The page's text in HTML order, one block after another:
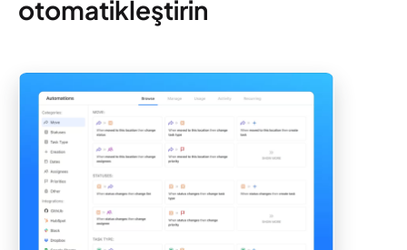
otomatikleştirin